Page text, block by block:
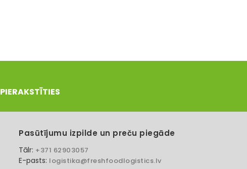
PIERAKSTĪTIES
Pasūtījumu izpilde un preču piegāde
Tālr: +371 62903057
E-pasts: logistika@freshfoodlogistics.lv